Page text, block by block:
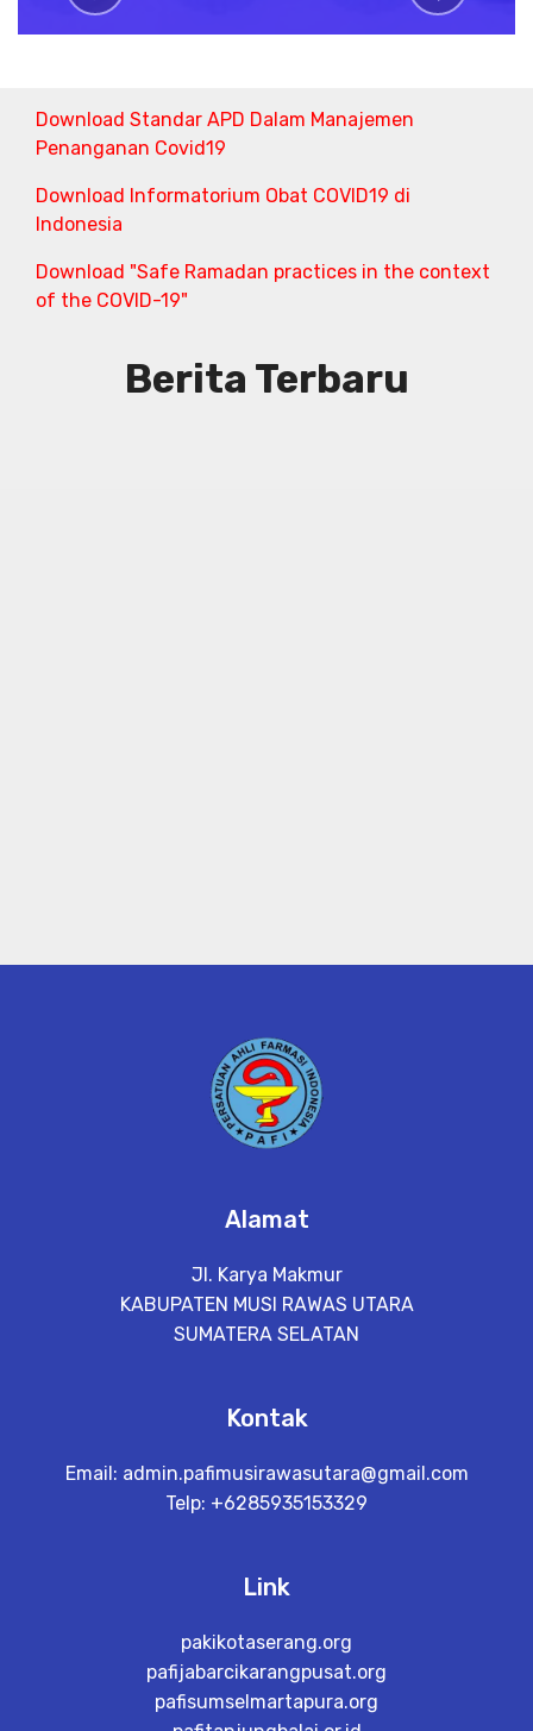
Previous Next
Download Standar APD Dalam Manajemen
Penanganan Covid19
Download Informatorium Obat COVID19 di
Indonesia
Download "Safe Ramadan practices in the context
of the COVID-19"
Berita Terbaru
Alamat
Jl. Karya Makmur
KABUPATEN MUSI RAWAS UTARA
SUMATERA SELATAN
Kontak
Email: admin.pafimusirawasutara@gmail.com
Telp: +6285935153329
Link
pakikotaserang.org
pafijabarcikarangpusat.org
pafisumselmartapura.org